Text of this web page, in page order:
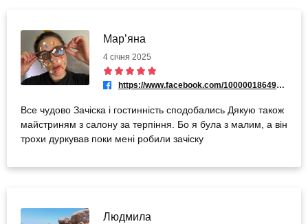
Марʼяна
4 січня 2025
https://www.facebook.com/100000186495555
Все чудово Зачіска і гостинність сподобались Дякую також
майстриням з салону за терпіння. Бо я була з малим, а він
трохи дуркував поки мені робили зачіску
Людмила